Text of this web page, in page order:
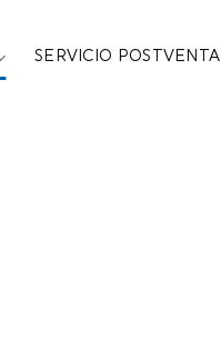
SERVICIO POSTVENTA